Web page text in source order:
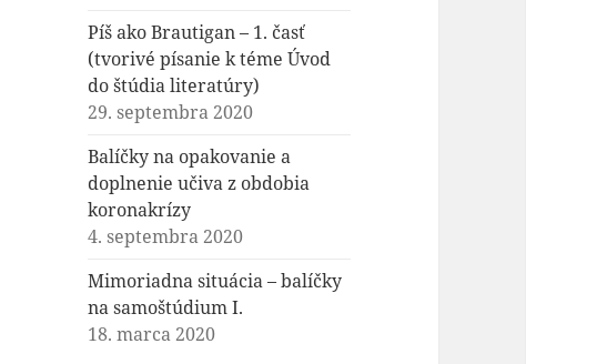
Píš ako Brautigan – 1. časť
(tvorivé písanie k téme Úvod
do štúdia literatúry)
29. septembra 2020
Balíčky na opakovanie a
doplnenie učiva z obdobia
koronakrízy
4. septembra 2020
Mimoriadna situácia – balíčky
na samoštúdium I.
18. marca 2020